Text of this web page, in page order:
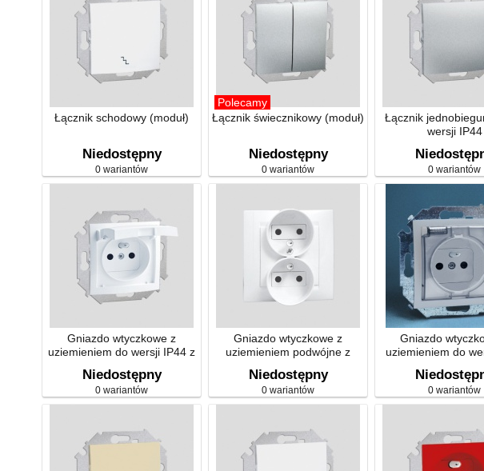
Łącznik schodowy (moduł)
Niedostępny
0 wariantów
Polecamy
Łącznik świecznikowy (moduł)
Niedostępny
0 wariantów
Łącznik
wersji IP44
0 wariantów
Gniazdo wtyczkowe z
uziemieniem do wersji IP44 z
Niedostępny
0 wariantów
Gniazdo wtyczkowe z
uziemieniem podwójne z
Niedostępny
0 wariantów
Gniazdo
uziemieniem do
transparentna
0 wariantów